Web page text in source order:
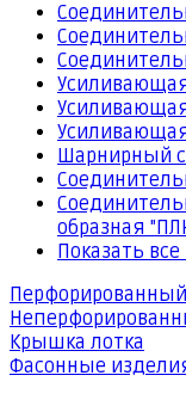
Шарнирный
образная
Показать все
Крышка лотка
Фасонные